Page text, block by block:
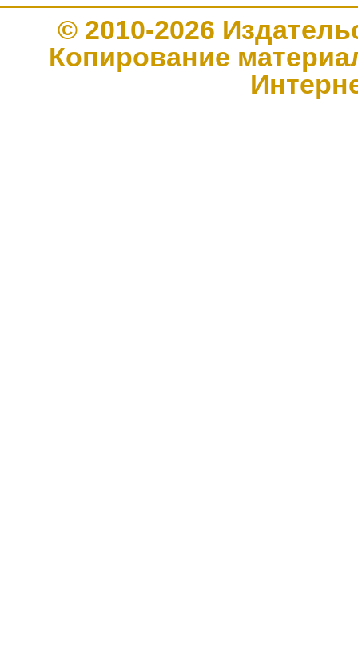
© 2010-2026
Копирование